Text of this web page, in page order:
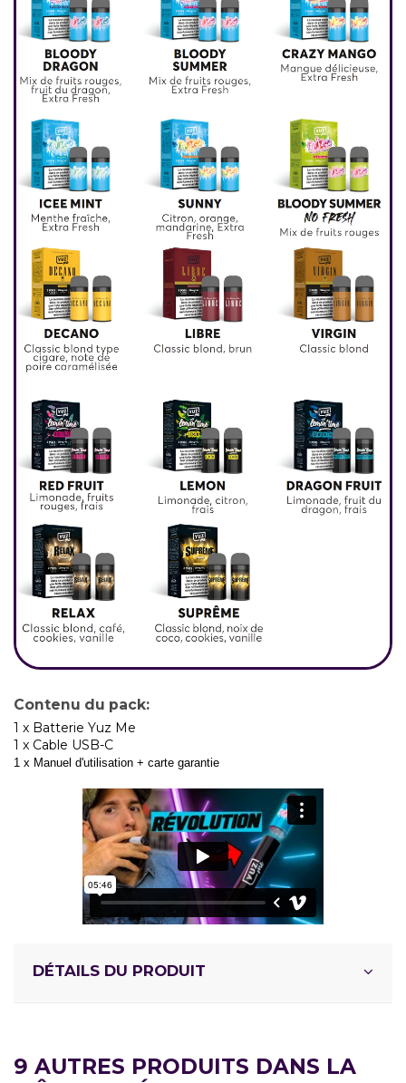
Contenu du pack:
1 x Batterie Yuz Me
1 x Cable USB-C
1 x Manuel d'utilisation + carte garantie
DÉTAILS DU PRODUIT
9 AUTRES PRODUITS DANS LA